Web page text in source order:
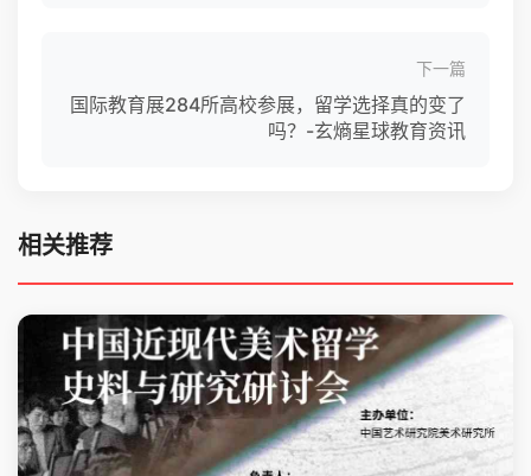
下一篇
国际教育展284所高校参展，留学选择真的变了
吗？-玄熵星球教育资讯
相关推荐